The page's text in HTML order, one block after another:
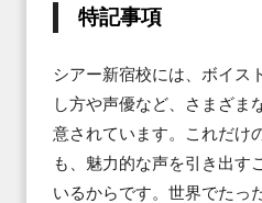
特記事項
シアー新宿校には、ボイス
し方や声優など、さまざま
意されています。これだけ
も、魅力的な声を引き出す
いるからです。世界でたっ